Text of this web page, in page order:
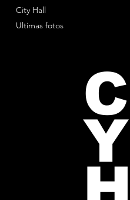
City Hall
Ultimas fotos
Y